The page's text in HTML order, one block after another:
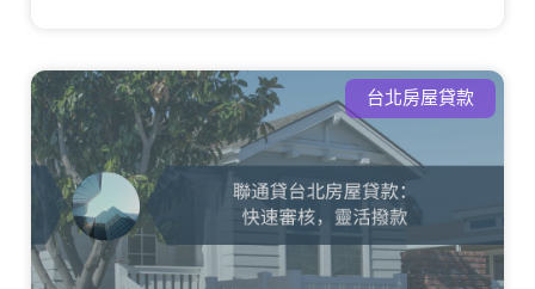
台北房屋貸款